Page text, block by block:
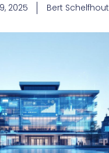
2025 Bert Schelfhout